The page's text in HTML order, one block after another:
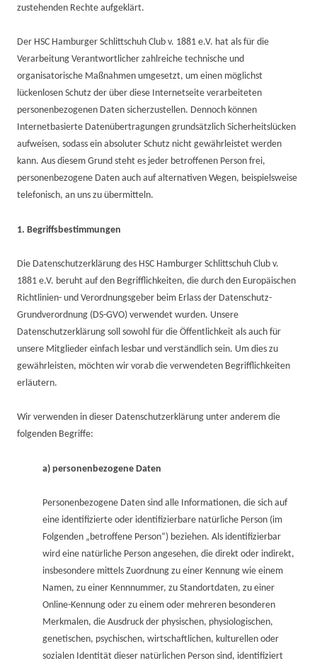
zustehenden Rechte aufgeklärt.
Der HSC Hamburger Schlittschuh Club v. 1881 e.V. hat als für die
Verarbeitung Verantwortlicher zahlreiche technische und
organisatorische Maßnahmen umgesetzt, um einen möglichst
lückenlosen Schutz der über diese Internetseite verarbeiteten
personenbezogenen Daten sicherzustellen. Dennoch können
Internetbasierte Datenübertragungen grundsätzlich Sicherheitslücken
aufweisen, sodass ein absoluter Schutz nicht gewährleistet werden
kann. Aus diesem Grund steht es jeder betroffenen Person frei,
personenbezogene Daten auch auf alternativen Wegen, beispielsweise
telefonisch, an uns zu übermitteln.
1. Begriffsbestimmungen
Die Datenschutzerklärung des HSC Hamburger Schlittschuh Club v.
1881 e.V. beruht auf den Begrifflichkeiten, die durch den Europäischen
Richtlinien- und Verordnungsgeber beim Erlass der Datenschutz-
Grundverordnung (DS-GVO) verwendet wurden. Unsere
Datenschutzerklärung soll sowohl für die Öffentlichkeit als auch für
unsere Mitglieder einfach lesbar und verständlich sein. Um dies zu
gewährleisten, möchten wir vorab die verwendeten Begrifflichkeiten
erläutern.
Wir verwenden in dieser Datenschutzerklärung unter anderem die
folgenden Begriffe:
a) personenbezogene Daten
Personenbezogene Daten sind alle Informationen, die sich auf
eine identifizierte oder identifizierbare natürliche Person (im
Folgenden „betroffene Person“) beziehen. Als identifizierbar
wird eine natürliche Person angesehen, die direkt oder indirekt,
insbesondere mittels Zuordnung zu einer Kennung wie einem
Namen, zu einer Kennnummer, zu Standortdaten, zu einer
Online-Kennung oder zu einem oder mehreren besonderen
Merkmalen, die Ausdruck der physischen, physiologischen,
genetischen, psychischen, wirtschaftlichen, kulturellen oder
sozialen Identität dieser natürlichen Person sind, identifiziert